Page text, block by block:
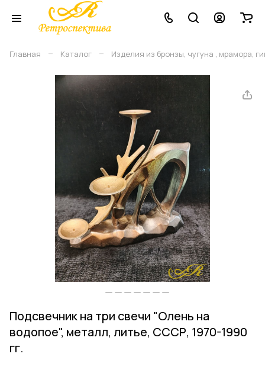
Главная – Каталог – Изделия из бронзы, чугуна , мрамора,
Подсвечник на три свечи "Олень на
водопое", металл, литье, СССР, 1970-1990
гг.